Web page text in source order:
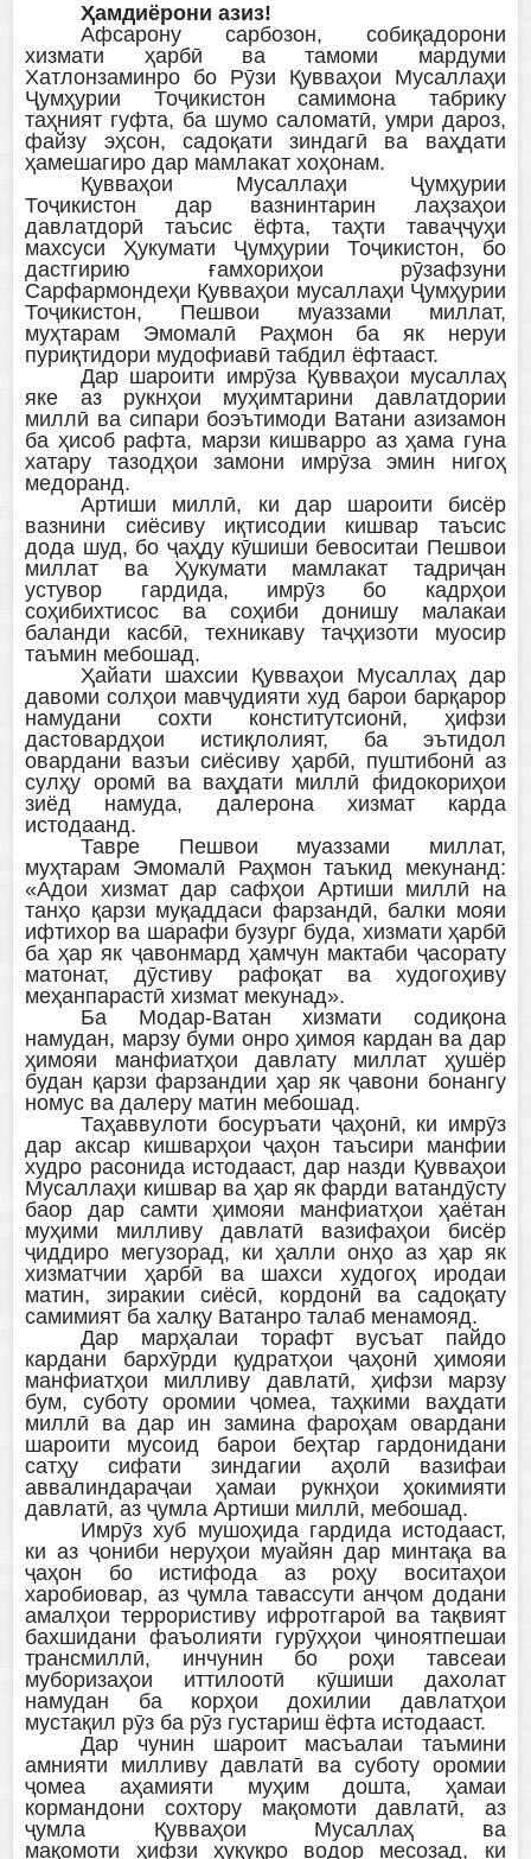
Ҳамдиёрони азиз!
Афсарону сарбозон, собиқадорони
хизмати ҳарбӣ ва тамоми мардуми
Хатлонзаминро бо Рӯзи Қувваҳои Мусаллаҳи
Ҷумҳурии Тоҷикистон самимона табрику
таҳният гуфта, ба шумо саломатӣ, умри дароз,
файзу эҳсон, садоқати зиндагӣ ва ваҳдати
ҳамешагиро дар мамлакат хоҳонам.
Қувваҳои Мусаллаҳи Ҷумҳурии
Тоҷикистон дар вазнинтарин лаҳзаҳои
давлатдорӣ таъсис ёфта, таҳти таваҷҷуҳи
махсуси Ҳукумати Ҷумҳурии Тоҷикистон, бо
дастгирию ғамхориҳои рӯзафзуни
Сарфармондеҳи Қувваҳои мусаллаҳи Ҷумҳурии
Тоҷикистон, Пешвои муаззами миллат,
муҳтарам Эмомалӣ Раҳмон ба як неруи
пуриқтидори мудофиавӣ табдил ёфтааст.
Дар шароити имрӯза Қувваҳои мусаллаҳ
яке аз рукнҳои муҳимтарини давлатдории
миллӣ ва сипари боэътимоди Ватани азизамон
ба ҳисоб рафта, марзи кишварро аз ҳама гуна
хатару тазодҳои замони имрӯза эмин нигоҳ
медоранд.
Артиши миллӣ, ки дар шароити бисёр
вазнини сиёсиву иқтисодии кишвар таъсис
дода шуд, бо ҷаҳду кӯшиши бевоситаи Пешвои
миллат ва Ҳукумати мамлакат тадриҷан
устувор гардида, имрӯз бо кадрҳои
соҳибихтисос ва соҳиби донишу малакаи
баланди касбӣ, техникаву таҷҳизоти муосир
таъмин мебошад.
Ҳайати шахсии Қувваҳои Мусаллаҳ дар
давоми солҳои мавҷудияти худ барои барқарор
намудани сохти конститутсионӣ, ҳифзи
дастовардҳои истиқлолият, ба эътидол
овардани вазъи сиёсиву ҳарбӣ, пуштибонӣ аз
сулҳу оромӣ ва ваҳдати миллӣ фидокориҳои
зиёд намуда, далерона хизмат карда
истодаанд.
Тавре Пешвои муаззами миллат,
муҳтарам Эмомалӣ Раҳмон таъкид мекунанд:
«Адои хизмат дар сафҳои Артиши миллӣ на
танҳо қарзи муқаддаси фарзандӣ, балки мояи
ифтихор ва шарафи бузург буда, хизмати ҳарбӣ
ба ҳар як ҷавонмард ҳамчун мактаби ҷасорату
матонат, дӯстиву рафоқат ва худогоҳиву
меҳанпарастӣ хизмат мекунад».
Ба Модар-Ватан хизмати содиқона
намудан, марзу буми онро ҳимоя кардан ва дар
ҳимояи манфиатҳои давлату миллат ҳушёр
будан қарзи фарзандии ҳар як ҷавони бонангу
номус ва далеру матин мебошад.
Таҳаввулоти босуръати ҷаҳонӣ, ки имрӯз
дар аксар кишварҳои ҷаҳон таъсири манфии
худро расонида истодааст, дар назди Қувваҳои
Мусаллаҳи кишвар ва ҳар як фарди ватандӯсту
баор дар самти ҳимояи манфиатҳои ҳаётан
муҳими милливу давлатӣ вазифаҳои бисёр
ҷиддиро мегузорад, ки ҳалли онҳо аз ҳар як
хизматчии ҳарбӣ ва шахси худогоҳ иродаи
матин, зиракии сиёсӣ, кордонӣ ва садоқату
самимият ба халқу Ватанро талаб менамояд.
Дар марҳалаи торафт вусъат пайдо
кардани бархӯрди қудратҳои ҷаҳонӣ ҳимояи
манфиатҳои милливу давлатӣ, ҳифзи марзу
бум, суботу оромии ҷомеа, таҳкими ваҳдати
миллӣ ва дар ин замина фароҳам овардани
шароити мусоид барои беҳтар гардонидани
сатҳу сифати зиндагии аҳолӣ вазифаи
аввалиндараҷаи ҳамаи рукнҳои ҳокимияти
давлатӣ, аз ҷумла Артиши миллӣ, мебошад.
Имрӯз хуб мушоҳида гардида истодааст,
ки аз ҷониби неруҳои муайян дар минтақа ва
ҷаҳон бо истифода аз роҳу воситаҳои
харобиовар, аз ҷумла тавассути анҷом додани
амалҳои террористиву ифротгароӣ ва тақвият
бахшидани фаъолияти гурӯҳҳои ҷиноятпешаи
трансмиллӣ, инчунин бо роҳи тавсеаи
муборизаҳои иттилоотӣ кӯшиши дахолат
намудан ба корҳои дохилии давлатҳои
мустақил рӯз ба рӯз густариш ёфта истодааст.
Дар чунин шароит масъалаи таъмини
амнияти милливу давлатӣ ва суботу оромии
ҷомеа аҳамияти муҳим дошта, ҳамаи
кормандони сохтору мақомоти давлатӣ, аз
ҷумла Қувваҳои Мусаллаҳ ва
мақомоти ҳифзи ҳуқуқро водор месозад, ки